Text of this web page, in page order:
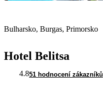
Bulharsko, Burgas, Primorsko
Hotel Belitsa
4.851 hodnocení zákazníků